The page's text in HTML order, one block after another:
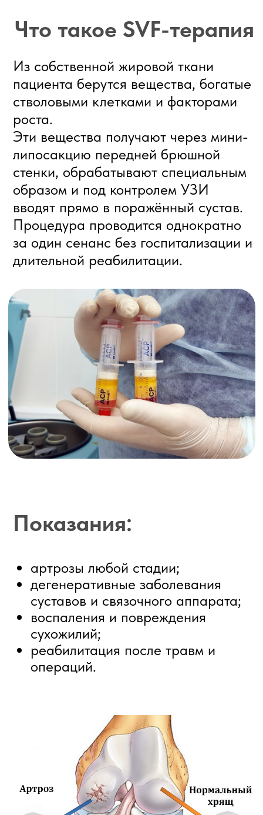
Показания:
артрозы любой стадии;
дегенеративные заболевания
суставов и связочного аппарата;
воспаления и повреждения
сухожилий;
реабилитация после травм и
операций.
Что вы получаете от
процедуры:
запуск естественной регенерации
тканей;
безопасно, ведь используется ваш
- меньше боли, больше подвижности;
одна процедура вместо курса
Контроль под УЗИ + опыт врача дают
точность и эффективность проведения
процедуры.